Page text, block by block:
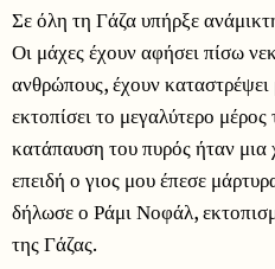
Σε όλη τη Γάζα υπήρξε
Οι μάχες έχουν αφήσει πίσω
ανθρώπους, έχουν καταστρέψει
εκτοπίσει το μεγαλύτερο
κατάπαυση του πυρός ήταν
επειδή ο γιος μου έπεσε
δήλωσε ο Ράμι Νοφάλ,
της Γάζας.